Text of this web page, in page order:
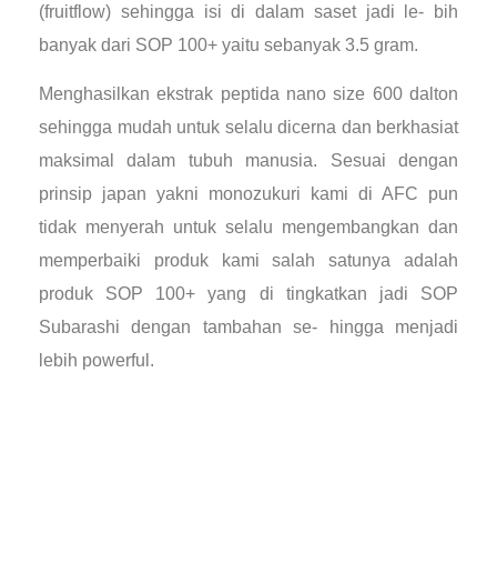
(fruitflow) sehingga isi di dalam saset jadi le- bih
banyak dari SOP 100+ yaitu sebanyak 3.5 gram.
Menghasilkan ekstrak peptida nano size 600 dalton
sehingga mudah untuk selalu dicerna dan berkhasiat
maksimal dalam tubuh manusia. Sesuai dengan
prinsip japan yakni monozukuri kami di AFC pun
tidak menyerah untuk selalu mengembangkan dan
memperbaiki produk kami salah satunya adalah
produk SOP 100+ yang di tingkatkan jadi SOP
Subarashi dengan tambahan se- hingga menjadi
lebih powerful.